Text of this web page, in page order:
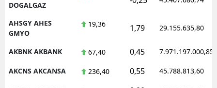
Konya
Kütahya
Malatya
DOGALGAZ
AHSGY AHES
GMYO
19,36 1,79 29.155.635,80
AKBNK AKBANK 67,40 0,45 7.971.197.000,85
AKCNS AKCANSA 236,40 0,55 45.788.813,60